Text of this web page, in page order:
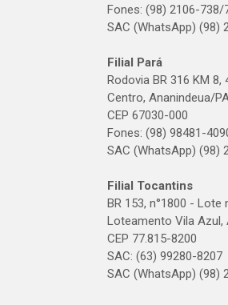
Fones: (98) 2106-738/
SAC (WhatsApp) (98)
Filial Pará
Rodovia BR 316 KM 8,
Centro, Ananindeua/
CEP 67030-000
Fones: (98) 98481-
SAC (WhatsApp) (98)
Filial Tocantins
BR 153, n°1800 - Lote
Loteamento Vila Azul,
CEP 77.815-8200
SAC: (63) 99280-8207
SAC (WhatsApp) (98)